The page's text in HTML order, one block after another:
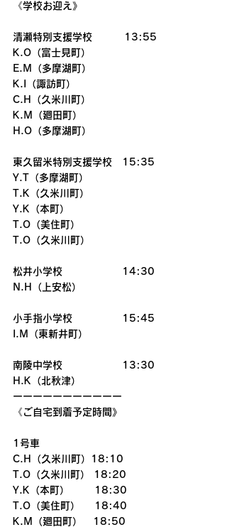
《学校お迎え》
清瀬特別支援学校         13:55
K.O（富士見町）
E.M（多摩湖町）
K.I（諏訪町）
C.H（久米川町）
K.M（廻田町）
H.O（多摩湖町）
東久留米特別支援学校　15:35
Y.T（多摩湖町）
T.K（久米川町）
Y.K（本町）
T.O（美住町）
T.O（久米川町）
松井小学校　　　　　　14:30
N.H（上安松）
小手指小学校　　　　　15:45
I.M（東新井町）
南陵中学校　　　　　　13:30
H.K（北秋津）
ーーーーーーーーーーー
《ご自宅到着予定時間》
1号車
C.H（久米川町）18:10
T.O（久米川町） 18:20
Y.K（本町）       18:30
T.O（美住町）    18:40
K.M（廻田町）   18:50